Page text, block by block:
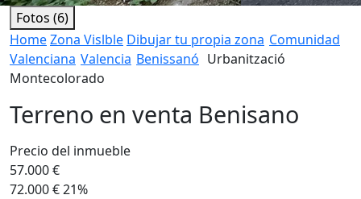
Fotos (6)
HomeZona Vislble Dibujar tu propia zona Comunidad
Valenciana Valencia Benissanó Urbanització
Montecolorado
Terreno en venta Benisano
Precio del inmueble
57.000 €
72.000 €21%